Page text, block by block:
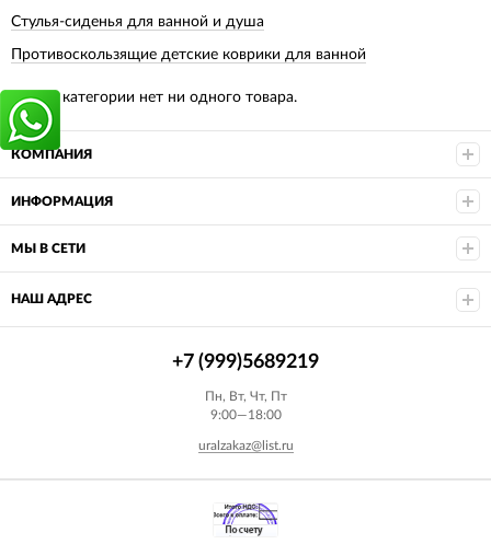
Стулья-сиденья для ванной и душа
Противоскользящие детские коврики для ванной
В этой категории нет ни одного товара.
КОМПАНИЯ
ИНФОРМАЦИЯ
МЫ В СЕТИ
НАШ АДРЕС
+7 (999)5689219
Пн, Вт, Чт, Пт
9:00—18:00
uralzakaz@list.ru